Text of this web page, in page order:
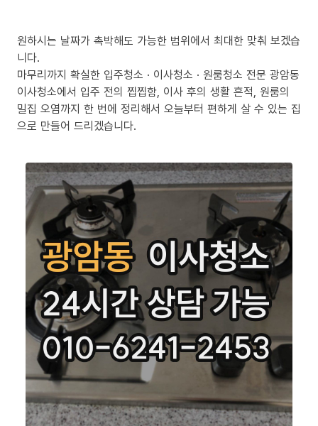
원하시는 날짜가 촉박해도 가능한 범위에서 최대한 맞춰 보겠습
니다.
마무리까지 확실한 입주청소 · 이사청소 · 원룸청소 전문 광암동
이사청소에서 입주 전의 찝찝함, 이사 후의 생활 흔적, 원룸의
밀집 오염까지 한 번에 정리해서 오늘부터 편하게 살 수 있는 집
으로 만들어 드리겠습니다.